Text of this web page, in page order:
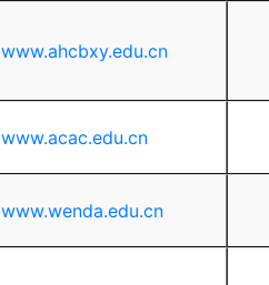
www.ahcbxy.edu.cn
www.acac.edu.cn
www.wenda.edu.cn